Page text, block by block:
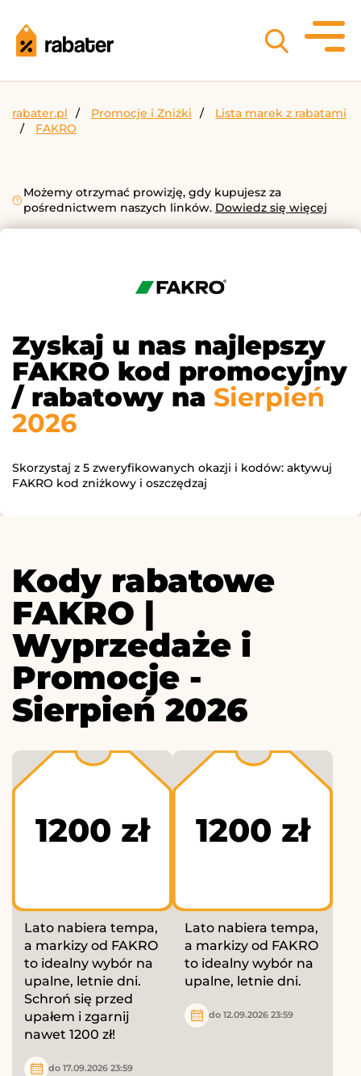
rabater.pl Promocje i Zniżki
Lista marek z rabatami
FAKRO
Możemy otrzymać prowizję, gdy kupujesz za
pośrednictwem naszych linków. Dowiedz się więcej
Zyskaj u nas najlepszy
FAKRO kod promocyjny
/ rabatowy na Sierpień
2026
Skorzystaj z 5 zweryfikowanych okazji i kodów: aktywuj
FAKRO kod zniżkowy i oszczędzaj
Kody rabatowe
FAKRO |
Wyprzedaże i
Promocje -
Sierpień 2026
1200 zł
Lato nabiera tempa,
a markizy od FAKRO
to idealny wybór na
upalne, letnie dni.
Schroń się przed
upałem i zgarnij
nawet 1200 zł!
do 17.09.2026 23:59
1200 zł
Lato nabiera tempa,
a markizy od FAKRO
to idealny wybór na
upalne, letnie dni.
do 12.09.2026 23:59